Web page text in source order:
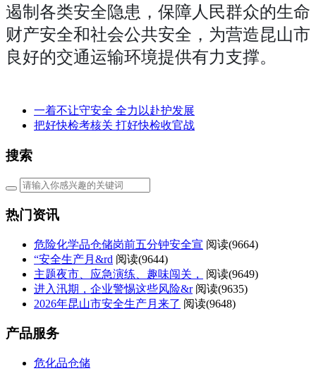
遏制各类安全隐患，保障人民群众的生命
财产安全和社会公共安全，为营造昆山市
良好的交通运输环境提供有力支撑。
一着不让守安全 全力以赴护发展
把好快检考核关 打好快检收官战
搜索
热门资讯
危险化学品仓储岗前五分钟安全宣 阅读(9664)
“安全生产月&rd 阅读(9644)
主题夜市、应急演练、趣味闯关，
阅读(9649)
进入汛期，企业警惕这些风险&r 阅读(9635)
2026年昆山市安全生产月来了 阅读(9648)
产品服务
危化品仓储